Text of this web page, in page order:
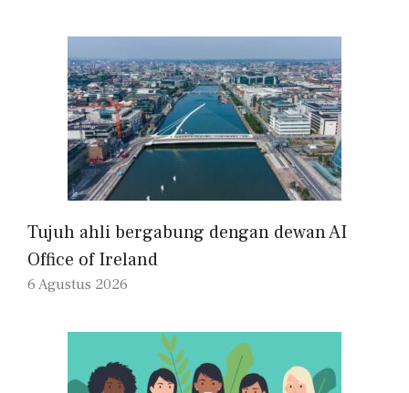
Tujuh ahli bergabung dengan dewan AI
Office of Ireland
6 Agustus 2026